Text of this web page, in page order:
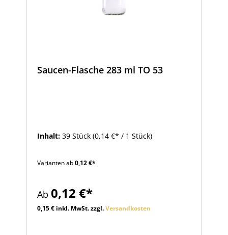
Saucen-Flasche 283 ml TO 53
Inhalt: 39 Stück (0,14 €* / 1 Stück)
Varianten ab0,12 €*
Ab 0,12 €*
0,15 € inkl. MwSt. zzgl.Versandkosten